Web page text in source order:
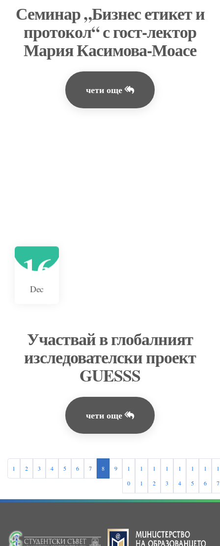
Семинар „Бизнес етикет и
протокол“ с гост-лектор
Мария Касимова-Моасе
чети още
16
Dec
Участвай в глобалният
изследователски проект
GUESSS
чети още
1 2 3 4 5 6 7 8 9
1
0
1
1
1
2
1
3
1
4
1
5
1
6
1
7